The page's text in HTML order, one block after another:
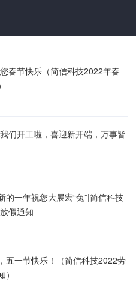
春节快乐（简信科技2022年春
们开工啦，喜迎新开端，万事皆
的一年祝您大展宏“兔”|简信科技
假通知
五一节快乐！（简信科技2022劳